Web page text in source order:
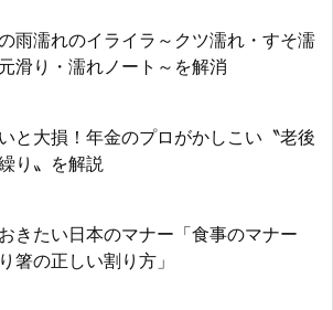
雨濡れのイライラ～クツ濡れ・すそ濡
滑り・濡れノート～を解消
と大損！年金のプロがかしこい〝老後
り〟を解説
きたい日本のマナー「食事のマナー
箸の正しい割り方」